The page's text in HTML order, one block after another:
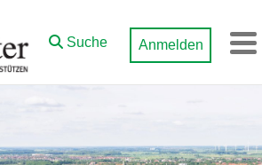
Suche Anmelden